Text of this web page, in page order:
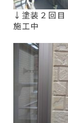
↓塗装２回目
施工中